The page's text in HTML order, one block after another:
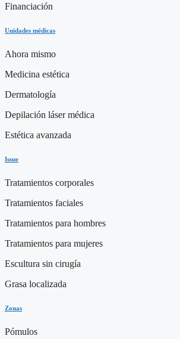
Financiación
Unidades médicas
Ahora mismo
Medicina estética
Dermatología
Depilación láser médica
Estética avanzada
Issue
Tratamientos corporales
Tratamientos faciales
Tratamientos para hombres
Tratamientos para mujeres
Escultura sin cirugía
Grasa localizada
Zonas
Pómulos